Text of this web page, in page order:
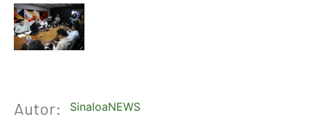
Autor: SinaloaNEWS